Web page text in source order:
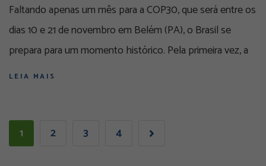
Faltando apenas um mês para a COP30, que será entre os
dias 10 e 21 de novembro em Belém (PA), o Brasil se
prepara para um momento histórico. Pela primeira vez, a
LEIA MAIS
1 2 3 4